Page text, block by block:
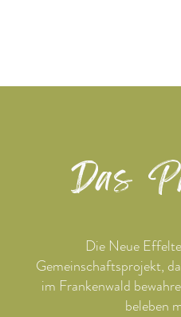
Das
Die Neue
Gemeinschaftsprojekt,
im Frankenwald
beleben